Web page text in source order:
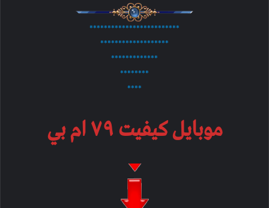
*************************
*******************
*************
********
****
موبایل کیفیت ۷۹ ام بي